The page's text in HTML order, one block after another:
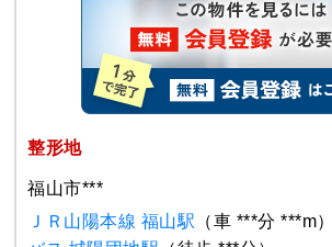
整形地
福山市***
ＪＲ山陽本線 福山駅 （車 ***分 ***m）